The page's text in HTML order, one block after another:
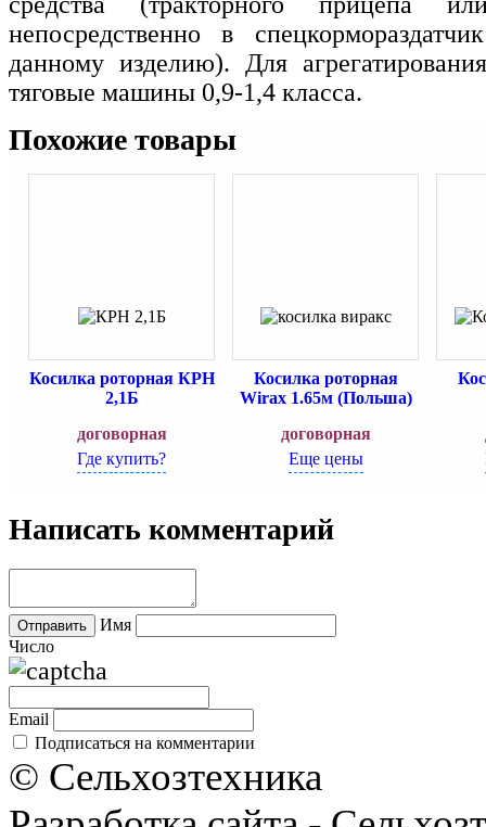
непосредственно в
данному изделию). Для
тяговые машины 0,9-1,4 класса.
Похожие товары
Косилка роторная КРН
2,1Б
договорная
Где купить?
Косилка роторная
Wirax 1.65м (Польша)
договорная
Еще цены
Написать комментарий
Имя
Число
Email
Подписаться на комментарии
© Сельхозтехника